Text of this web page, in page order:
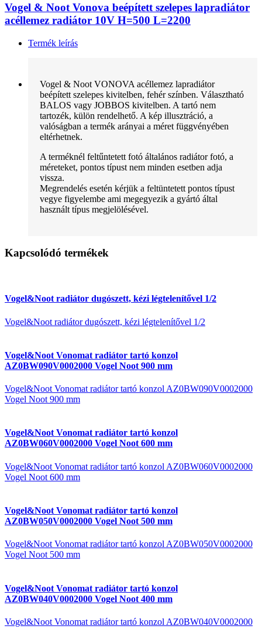
Vogel & Noot Vonova beépített szelepes lapradiátor
acéllemez radiátor 10V H=500 L=2200
Termék leírás
Vogel & Noot VONOVA acéllemez lapradiátor
beépített szelepes kivitelben, fehér színben. Választható
BALOS vagy JOBBOS kivitelben. A tartó nem
tartozék, külön rendelhető. A kép illusztráció, a
valóságban a termék arányai a méret függvényében
eltérhetnek.
A terméknél feltűntetett fotó általános radiátor fotó, a
méreteket, pontos típust nem minden esetben adja
vissza.
Megrendelés esetén kérjük a feltüntetett pontos típust
vegye figyelembe ami megegyezik a gyártó által
használt típus megjelölésével.
Kapcsolódó termékek
Vogel&Noot radiátor dugószett, kézi légtelenítővel 1/2
Vogel&Noot radiátor dugószett, kézi légtelenítővel 1/2
Vogel&Noot Vonomat radiátor tartó konzol
AZ0BW090V0002000 Vogel Noot 900 mm
Vogel&Noot Vonomat radiátor tartó konzol AZ0BW090V0002000
Vogel Noot 900 mm
Vogel&Noot Vonomat radiátor tartó konzol
AZ0BW060V0002000 Vogel Noot 600 mm
Vogel&Noot Vonomat radiátor tartó konzol AZ0BW060V0002000
Vogel Noot 600 mm
Vogel&Noot Vonomat radiátor tartó konzol
AZ0BW050V0002000 Vogel Noot 500 mm
Vogel&Noot Vonomat radiátor tartó konzol AZ0BW050V0002000
Vogel Noot 500 mm
Vogel&Noot Vonomat radiátor tartó konzol
AZ0BW040V0002000 Vogel Noot 400 mm
Vogel&Noot Vonomat radiátor tartó konzol AZ0BW040V0002000